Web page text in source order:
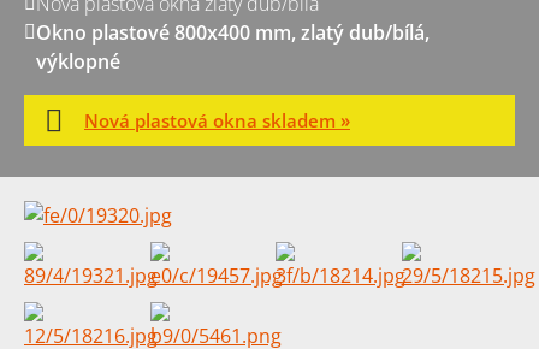
Okno plastové 800x400 mm, zlatý dub/bílá,
výklopné
Nová plastová okna skladem »